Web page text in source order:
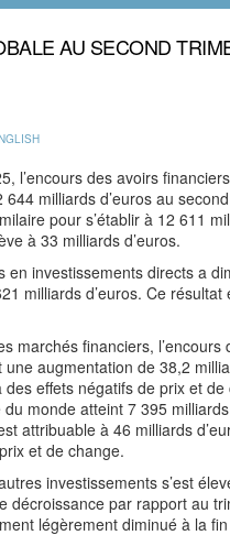
AU SECOND
l’encours des avoirs
milliards d’euros au
pour s’établir à 12 611
à 33 milliards d’euros.
en investissements directs a
milliards d’euros. Ce
marchés financiers,
une augmentation de 38,2
effets négatifs de prix et
monde atteint 7 395
attribuable à 46 milliards
et de change.
investissements s’est
par rapport au
légèrement diminué à la